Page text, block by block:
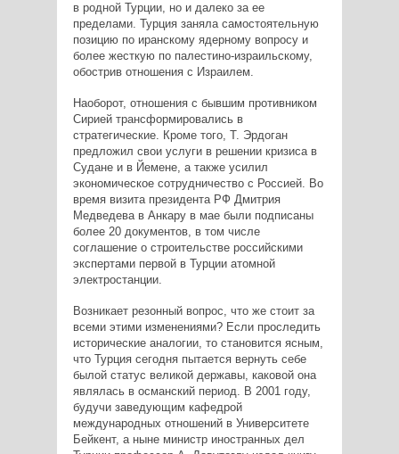
в родной Турции, но и далеко за ее
пределами. Турция заняла самостоятельную
позицию по иранскому ядерному вопросу и
более жесткую по палестино-израильскому,
обострив отношения с Израилем.
Наоборот, отношения с бывшим противником
Сирией трансформировались в
стратегические. Кроме того, Т. Эрдоган
предложил свои услуги в решении кризиса в
Судане и в Йемене, а также усилил
экономическое сотрудничество с Россией. Во
время визита президента РФ Дмитрия
Медведева в Анкару в мае были подписаны
более 20 документов, в том числе
соглашение о строительстве российскими
экспертами первой в Турции атомной
электростанции.
Возникает резонный вопрос, что же стоит за
всеми этими изменениями? Если проследить
исторические аналогии, то становится ясным,
что Турция сегодня пытается вернуть себе
былой статус великой державы, каковой она
являлась в османский период. В 2001 году,
будучи заведующим кафедрой
международных отношений в Университете
Бейкент, а ныне министр иностранных дел